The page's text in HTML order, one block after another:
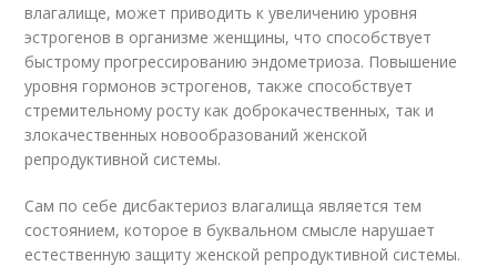
влагалище, может приводить к увеличению уровня
эстрогенов в организме женщины, что способствует
быстрому прогрессированию эндометриоза. Повышение
уровня гормонов эстрогенов, также способствует
стремительному росту как доброкачественных, так и
злокачественных новообразований женской
репродуктивной системы.
Сам по себе дисбактериоз влагалища является тем
состоянием, которое в буквальном смысле нарушает
естественную защиту женской репродуктивной системы.